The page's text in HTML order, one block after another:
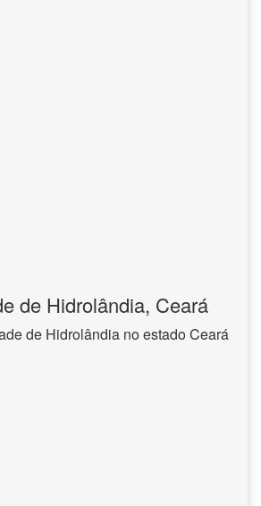
de Hidrolândia, Ceará
de Hidrolândia no estado Ceará